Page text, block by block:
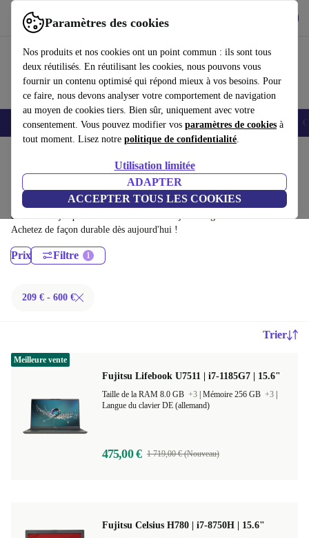
Paramètres des cookies
Nos produits et nos cookies ont un point commun : ils sont tous
deux réutilisés. En réutilisant les cookies, nous pouvons vous
fournir un contenu optimisé qui répond mieux à vos besoins. Pour
ce faire, nous devons analyser votre comportement de navigation
au moyen de cookies tiers. Bien sûr, uniquement avec votre
consentement. Vous pouvez modifier vos paramètres de cookies à
tout moment. Lisez notre politique de confidentialité.
Utilisation limitée
ADAPTER
ACCEPTER TOUS LES COOKIES
Utilisez refurbed rapidement et facilement
Smartphones Laptops Tablettes Montres connectées Accessoires
Ordinateurs portables Fujitsu:
Ordinateurs portables Fujitsu certifiés reconditionnés à moins de 600€ –
économisez jusqu'à 40 %. Retours sous 30 jours et garantie de 12 mois.
Achetez de façon durable dès aujourd'hui !
Prix Filtre
209 € - 600 €
Trier
Fujitsu Lifebook U7511 | i7-1185G7 | 15.6"
Taille de la RAM 8.0 GB +3 Mémoire 256 GB +3
Langue du clavier DE (allemand)
475,00 € 1 719,00 € (Nouveau)
Meilleure vente
Fujitsu Celsius H780 | i7-8750H | 15.6"